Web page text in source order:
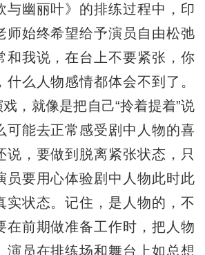
与幽丽叶》的排练过程中，印
师始终希望给予演员自由松弛
和我说，在台上不要紧张，你
么人物感情都体会不到了。
，就像是把自己“拎着提着”说
可能去正常感受剧中人物的喜
说，要做到脱离紧张状态，只
员要用心体验剧中人物此时此
实状态。记住，是人物的，不
在前期做准备工作时，把人物
演员在排练场和舞台上如总想